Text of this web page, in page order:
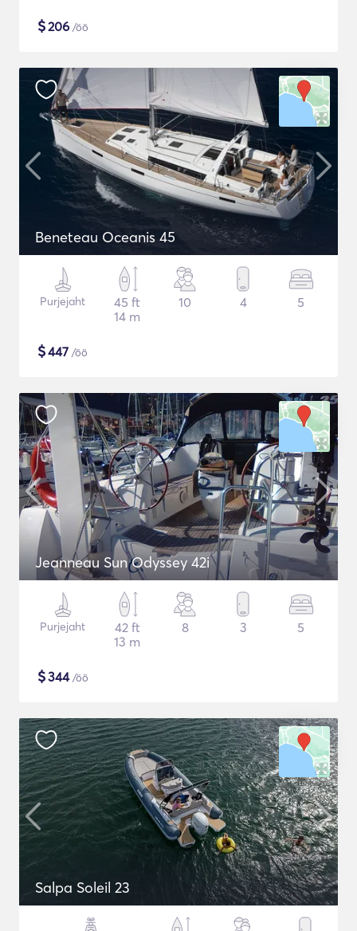
$206 /öö
Beneteau Oceanis 45
Purjejaht
45 ft
14 m
10 4 5
$447 /öö
Jeanneau Sun Odyssey 42i
Purjejaht
42 ft
13 m
8 3 5
$344/öö
Salpa Soleil 23